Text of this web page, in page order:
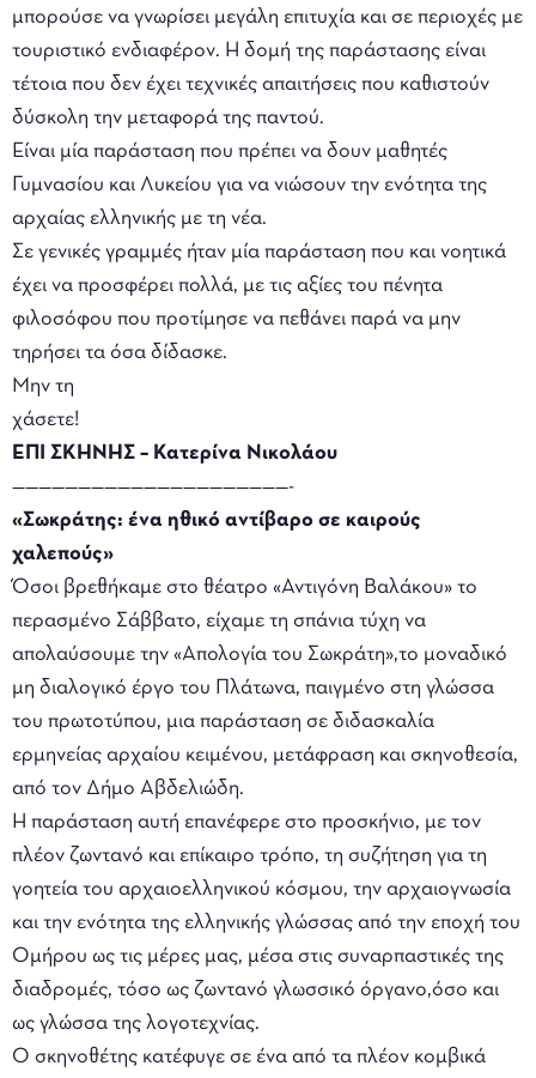
μπορούσε να γνωρίσει μεγάλη επιτυχία και σε περιοχές με
τουριστικό ενδιαφέρον. Η δομή της παράστασης είναι
τέτοια που δεν έχει τεχνικές απαιτήσεις που καθιστούν
δύσκολη την μεταφορά της παντού.
Είναι μία παράσταση που πρέπει να δουν μαθητές
Γυμνασίου και Λυκείου για να νιώσουν την ενότητα της
αρχαίας ελληνικής με τη νέα.
Σε γενικές γραμμές ήταν μία παράσταση που και νοητικά
έχει να προσφέρει πολλά, με τις αξίες του πένητα
φιλοσόφου που προτίμησε να πεθάνει παρά να μην
τηρήσει τα όσα δίδασκε.
Μην τη
χάσετε!
ΕΠΙ ΣΚΗΝΗΣ – Κατερίνα Νικολάου
—————————————————————-
«Σωκράτης: ένα ηθικό αντίβαρο σε καιρούς
χαλεπούς»
Όσοι βρεθήκαμε στο θέατρο «Αντιγόνη Βαλάκου» το
περασμένο Σάββατο, είχαμε τη σπάνια τύχη να
απολαύσουμε την «Απολογία του Σωκράτη»,το μοναδικό
μη διαλογικό έργο του Πλάτωνα, παιγμένο στη γλώσσα
του πρωτοτύπου, μια παράσταση σε διδασκαλία
ερμηνείας αρχαίου κειμένου, μετάφραση και σκηνοθεσία,
από τον Δήμο Αβδελιώδη.
Η παράσταση αυτή επανέφερε στο προσκήνιο, με τον
πλέον ζωντανό και επίκαιρο τρόπο, τη συζήτηση για τη
γοητεία του αρχαιοελληνικού κόσμου, την αρχαιογνωσία
και την ενότητα της ελληνικής γλώσσας από την εποχή του
Ομήρου ως τις μέρες μας, μέσα στις συναρπαστικές της
διαδρομές, τόσο ως ζωντανό γλωσσικό όργανο,όσο και
ως γλώσσα της λογοτεχνίας.
Ο σκηνοθέτης κατέφυγε σε ένα από τα πλέον κομβικά